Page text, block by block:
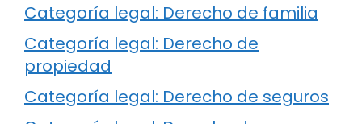
Categoría legal: Derecho de familia
Categoría legal: Derecho de
propiedad
Categoría legal: Derecho de seguros